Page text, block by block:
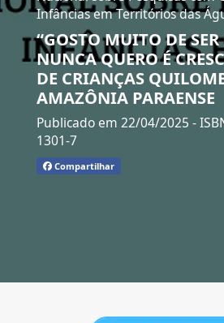
Infâncias em Territórios das
“GOSTO MUITO DE
NUNCA QUERO É
DE CRIANÇAS
AMAZÔNIA PARAENSE
Publicado em 22/04/2025 -
1301-7
Compartilhar